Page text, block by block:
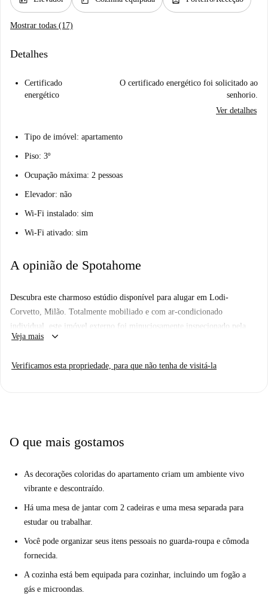
Mostrar todas (17)
Detalhes
Certificado
energético
O certificado energético foi solicitado ao
senhorio.
Ver detalhes
Tipo de imóvel: apartamento
Piso: 3º
Ocupação máxima: 2 pessoas
Elevador: não
Wi-Fi instalado: sim
Wi-Fi ativado: sim
A opinião de Spotahome
Descubra este charmoso estúdio disponível para alugar em Lodi-
Corvetto, Milão. Totalmente mobiliado e com ar-condicionado
individual, este imóvel externo foi minuciosamente inspecionado pela
equipe da Spotahome. Ideal para profissionais, estudantes e casais. É
Veja mais keyboard_arrow_down
Verificamos esta propriedade, para que não tenha de visitá-la
O que mais gostamos
As decorações coloridas do apartamento criam um ambiente vivo
vibrante e descontraído.
Há uma mesa de jantar com 2 cadeiras e uma mesa separada para
estudar ou trabalhar.
Você pode organizar seus itens pessoais no guarda-roupa e cômoda
fornecida.
A cozinha está bem equipada para cozinhar, incluindo um fogão a
gás e microondas.